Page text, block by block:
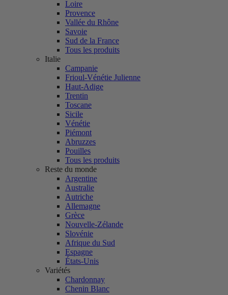
Loire
Provence
Vallée du Rhône
Savoie
Sud de la France
Tous les produits
Italie
Campanie
Frioul-Vénétie Julienne
Haut-Adige
Trentin
Toscane
Sicile
Vénétie
Piémont
Abruzzes
Pouilles
Tous les produits
Reste du monde
Argentine
Australie
Autriche
Allemagne
Grèce
Nouvelle-Zélande
Slovénie
Afrique du Sud
Espagne
États-Unis
Variétés
Chardonnay
Chenin Blanc